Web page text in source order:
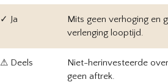
✓ Ja
Mits geen verhoging en
verlenging looptijd.
⚠ Deels
Niet-herinvesteerde
geen aftrek.